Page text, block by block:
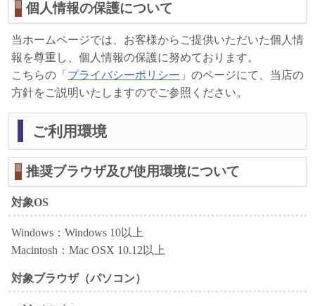
個人情報の保護について
当ホームページでは、お客様からご提供いただいた個人情
報を尊重し、個人情報の保護に努めております。
こちらの「 プライバシーポリシー 」のページにて、当店の
方針をご説明いたしますのでご参照ください。
ご利用環境
推奨ブラウザ及び使用環境について
対象OS
Windows：Windows 10以上
Macintosh：Mac OSX 10.12以上
対象ブラウザ（パソコン）